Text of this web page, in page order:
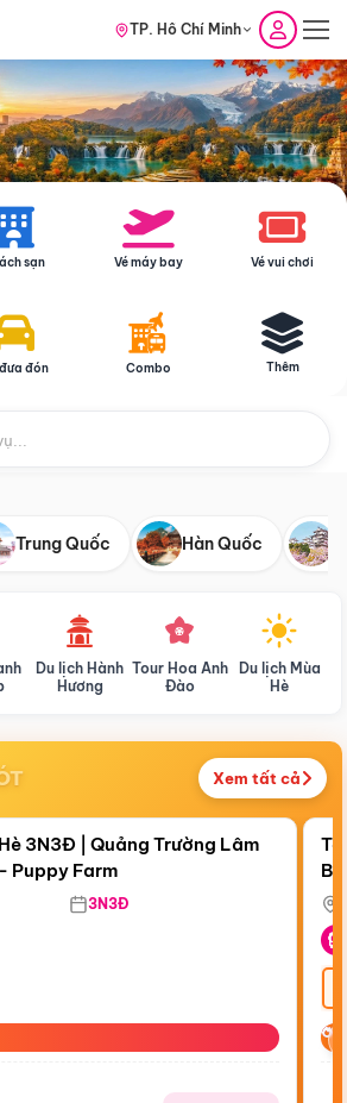
TP. Hồ Chí Minh
sạn Vé máy bay Vé vui chơi
đón Combo Thêm
Trung Quốc Hàn Quốc
Du lịch Hành
Hương
Tour Hoa Anh
Đào
Du lịch Mùa
Hè
Xem tất cả
Điểm nổi bật
3N3Đ | Quảng Trường Lâm
Puppy Farm
3N3Đ